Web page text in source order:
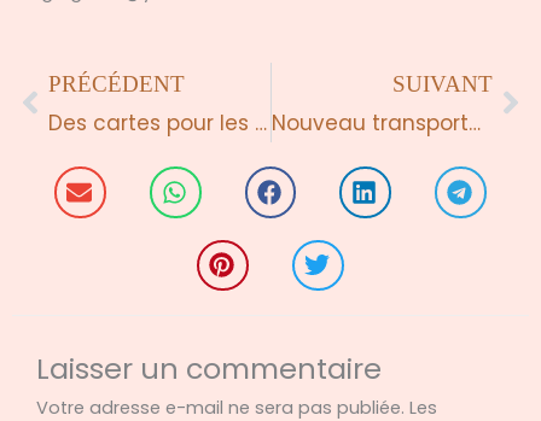
Précédent
PRÉCÉDENT
Des cartes pour les enfants par Johanne Potums, BFRP
SUIVANT
Nouveau transporteur: UPS
Laisser un commentaire
Votre adresse e-mail ne sera pas publiée. Les